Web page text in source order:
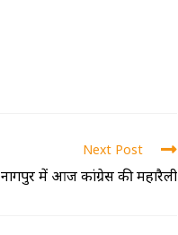
Next Post
नागपुर में आज कांग्रेस की महारैली